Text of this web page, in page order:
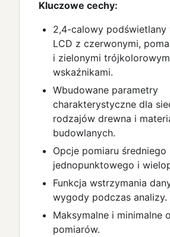
Kluczowe cechy:
2,4-calowy podświetlany
LCD z czerwonymi,
i zielonymi
wskaźnikami.
Wbudowane parametry
charakterystyczne dla
rodzajów drewna i
budowlanych.
Opcje pomiaru średniego
jednopunktowego i
Funkcja wstrzymania
wygody podczas analizy.
Maksymalne i minimalne
pomiarów.